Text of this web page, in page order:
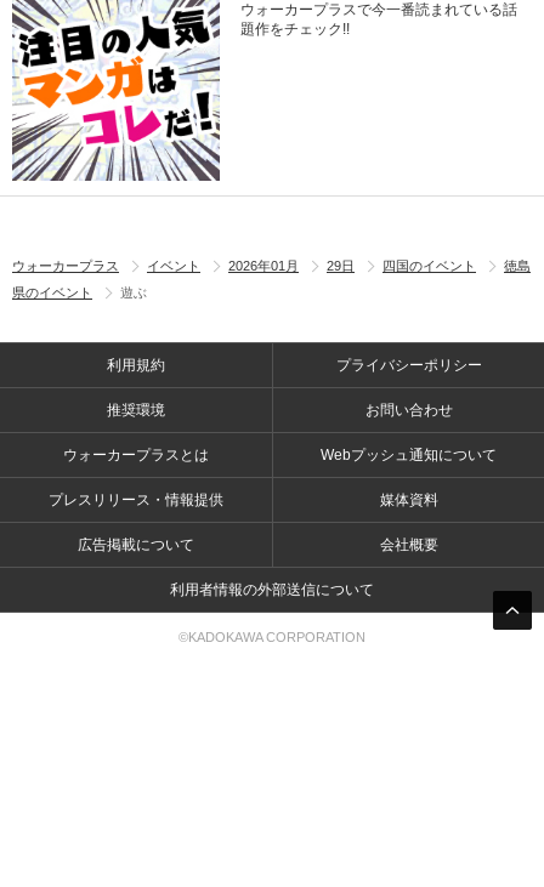
ウォーカープラスで今一番読まれている話
題作をチェック!!
ウォーカープラス イベント 2026年01月 29日 四国のイベント
徳島
県のイベント
遊ぶ
利用規約 プライバシーポリシー
推奨環境 お問い合わせ
ウォーカープラスとは Webプッシュ通知について
プレスリリース・情報提供 媒体資料
広告掲載について 会社概要
利用者情報の外部送信について
©KADOKAWA CORPORATION